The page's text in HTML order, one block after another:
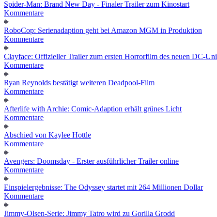
Spider-Man: Brand New Day - Finaler Trailer zum Kinostart
Kommentare
RoboCop: Serienadaption geht bei Amazon MGM in Produktion
Kommentare
Clayface: Offizieller Trailer zum ersten Horrorfilm des neuen DC-
Kommentare
Ryan Reynolds bestätigt weiteren Deadpool-Film
Kommentare
Afterlife with Archie: Comic-Adaption erhält grünes Licht
Kommentare
Abschied von Kaylee Hottle
Kommentare
Avengers: Doomsday - Erster ausführlicher Trailer online
Kommentare
Einspielergebnisse: The Odyssey startet mit 264 Millionen Dollar
Kommentare
Jimmy-Olsen-Serie: Jimmy Tatro wird zu Gorilla Grodd